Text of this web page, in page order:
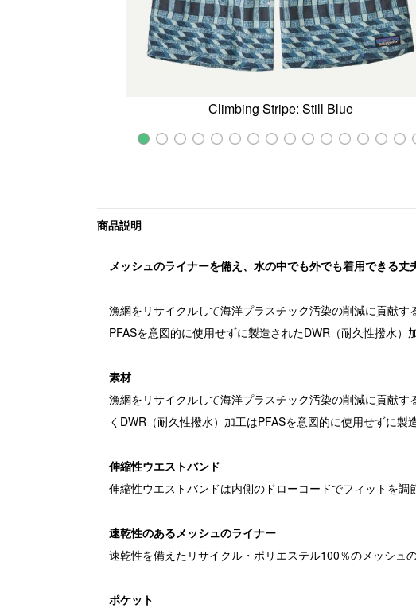
Climbing Stripe: Still Blue
商品説明
メッシュのライナーを備え、水の中でも外でも着用できる丈
漁網をリサイクルして海洋プラスチック汚染の削減に貢献
PFASを意図的に使用せずに製造されたDWR（耐久性撥水）
素材
漁網をリサイクルして海洋プラスチック汚染の削減に貢献
くDWR（耐久性撥水）加工はPFASを意図的に使用せずに製
伸縮性ウエストバンド
伸縮性ウエストバンドは内側のドローコードでフィットを調
速乾性のあるメッシュのライナー
速乾性を備えたリサイクル・ポリエステル100％のメッシュ
ポケット